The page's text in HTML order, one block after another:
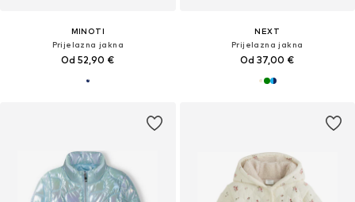
MINOTI
Prijelazna jakna
Od 52,90 €
NEXT
Prijelazna jakna
Od 37,00 €